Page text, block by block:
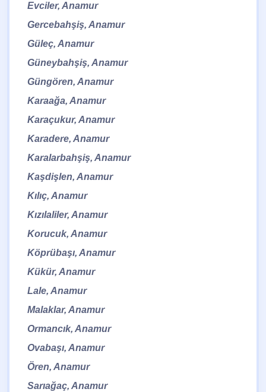
Evciler, Anamur
Gercebahşiş, Anamur
Güleç, Anamur
Güneybahşiş, Anamur
Güngören, Anamur
Karaağa, Anamur
Karaçukur, Anamur
Karadere, Anamur
Karalarbahşiş, Anamur
Kaşdişlen, Anamur
Kılıç, Anamur
Kızılaliler, Anamur
Korucuk, Anamur
Köprübaşı, Anamur
Kükür, Anamur
Lale, Anamur
Malaklar, Anamur
Ormancık, Anamur
Ovabaşı, Anamur
Ören, Anamur
Sarıağaç, Anamur